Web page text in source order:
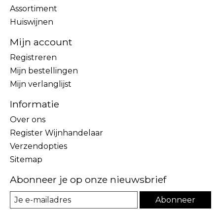
Assortiment
Huiswijnen
Mijn account
Registreren
Mijn bestellingen
Mijn verlanglijst
Informatie
Over ons
Register Wijnhandelaar
Verzendopties
Sitemap
Abonneer je op onze nieuwsbrief
Abonneer